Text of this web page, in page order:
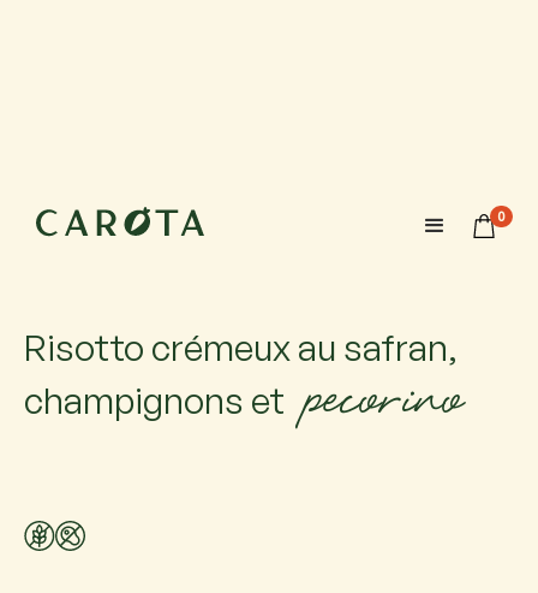
0
10 septembre 2026
Maximum 6 participants avec 1 accompagnateur chacun.
Risotto crémeux au safran,
champignons et pecorino